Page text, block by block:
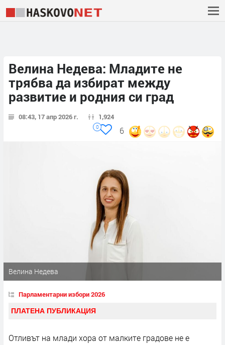
Велина Недева: Младите не
трябва да избират между
развитие и родния си град
08:43, 17 апр 2026 г. 1,924
6
0
Велина Недева
Парламентарни избори 2026
ПЛАТЕНА ПУБЛИКАЦИЯ
Отливът на млади хора от малките градове не е